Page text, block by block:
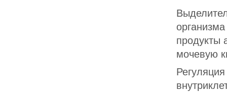
продукты
мочевую